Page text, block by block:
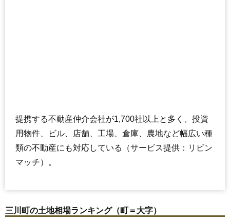
提携する不動産仲介会社が1,700社以上と多く、投資
用物件、ビル、店舗、工場、倉庫、農地など幅広い種
類の不動産にも対応している（サービス提供：リビン
マッチ）。
三川町の土地相場ランキング（町＝大字）